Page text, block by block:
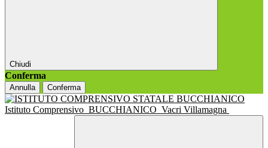
Chiudi
Conferma
Annulla Conferma
Istituto Comprensivo BUCCHIANICO Vacri Villamagna